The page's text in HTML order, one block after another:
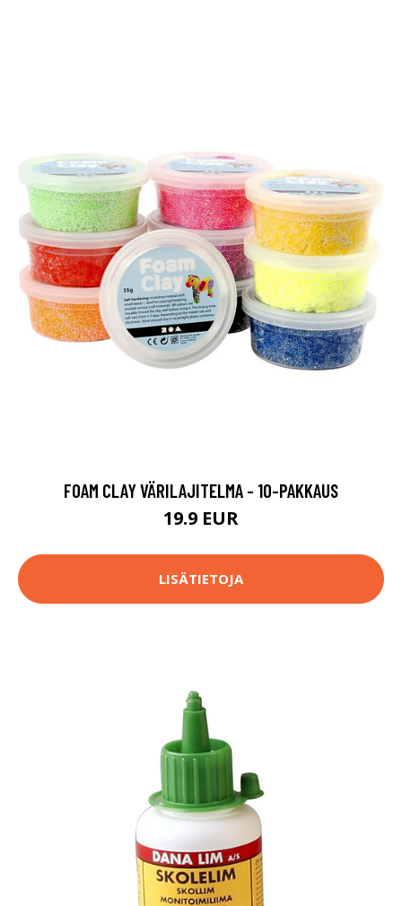
FOAM CLAY VÄRILAJITELMA - 10-PAKKAUS
19.9 EUR
LISÄTIETOJA